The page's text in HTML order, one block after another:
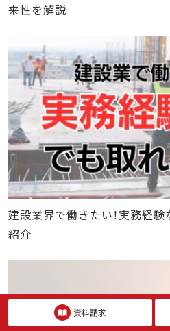
来性を解説
建設業界で働きたい！実務経
紹介
資料請求